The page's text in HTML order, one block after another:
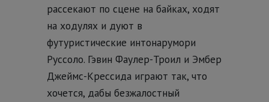
рассекают по сцене на байках, ходят
на ходулях и дуют в
футуристические интонарумори
Руссоло. Гэвин Фаулер-Троил и Эмбер
Джеймс-Крессида играют так, что
хочется, дабы безжалостный